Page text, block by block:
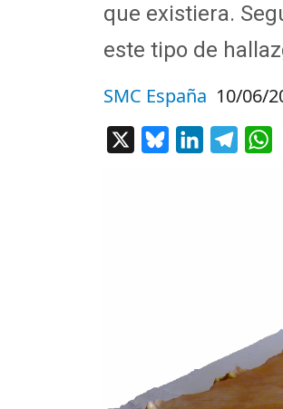
que existiera.
este tipo de
SMC España 10/06/
BlueskyLinkedIn